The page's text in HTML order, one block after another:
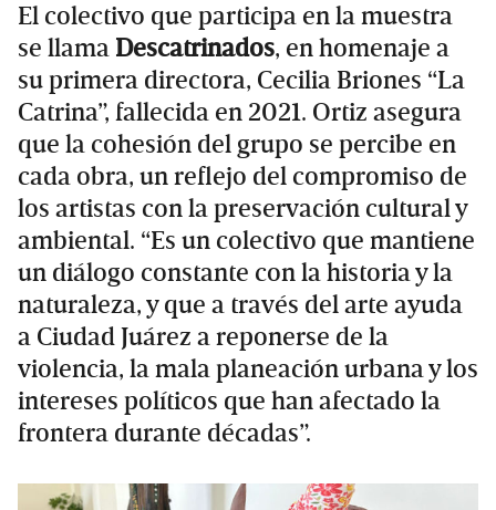
El colectivo que participa en la muestra
se llama Descatrinados, en homenaje a
su primera directora, Cecilia Briones “La
Catrina”, fallecida en 2021. Ortiz asegura
que la cohesión del grupo se percibe en
cada obra, un reflejo del compromiso de
los artistas con la preservación cultural y
ambiental. “Es un colectivo que mantiene
un diálogo constante con la historia y la
naturaleza, y que a través del arte ayuda
a Ciudad Juárez a reponerse de la
violencia, la mala planeación urbana y los
intereses políticos que han afectado la
frontera durante décadas”.